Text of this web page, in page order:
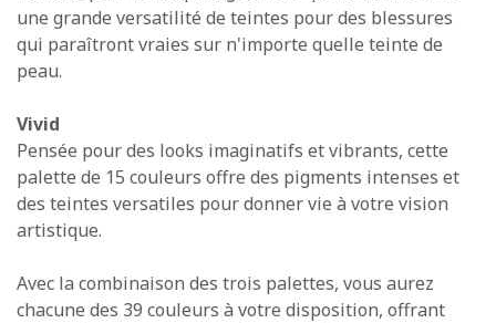
une grande versatilité de teintes pour des blessures
qui paraîtront vraies sur n'importe quelle teinte de
peau.
Vivid
Pensée pour des looks imaginatifs et vibrants, cette
palette de 15 couleurs offre des pigments intenses et
des teintes versatiles pour donner vie à votre vision
artistique.
Avec la combinaison des trois palettes, vous aurez
chacune des 39 couleurs à votre disposition, offrant